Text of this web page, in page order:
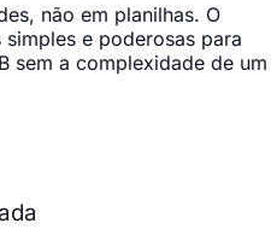
não em planilhas. O
simples e poderosas para
sem a complexidade de um